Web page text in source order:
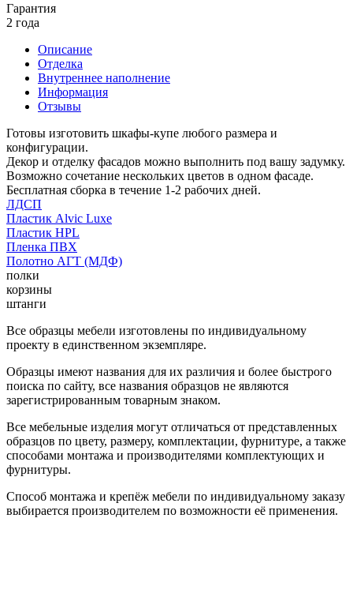
Гарантия
2 года
Описание
Отделка
Внутреннее наполнение
Информация
Отзывы
Готовы изготовить шкафы-купе любого размера и
конфигурации.
Декор и отделку фасадов можно выполнить под вашу задумку.
Возможно сочетание нескольких цветов в одном фасаде.
Бесплатная сборка в течение 1-2 рабочих дней.
ЛДСП
Пластик Alvic Luxe
Пластик HPL
Пленка ПВХ
Полотно АГТ (МДФ)
полки
корзины
штанги
Все образцы мебели изготовлены по индивидуальному
проекту в единственном экземпляре.
Образцы имеют названия для их различия и более быстрого
поиска по сайту, все названия образцов не являются
зарегистрированным товарным знаком.
Все мебельные изделия могут отличаться от представленных
образцов по цвету, размеру, комплектации, фурнитуре, а также
способами монтажа и производителями комплектующих и
фурнитуры.
Способ монтажа и крепёж мебели по индивидуальному заказу
выбирается производителем по возможности её применения.